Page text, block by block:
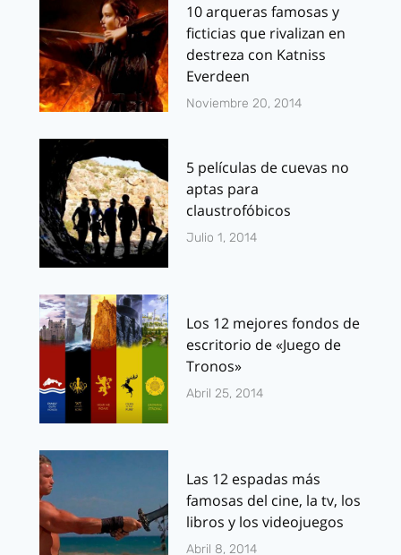
10 arqueras famosas y
ficticias que rivalizan en
destreza con Katniss
Everdeen
Noviembre 20, 2014
5 películas de cuevas no
aptas para
claustrofóbicos
Julio 1, 2014
Los 12 mejores fondos de
escritorio de «Juego de
Tronos»
Abril 25, 2014
Las 12 espadas más
famosas del cine, la tv, los
libros y los videojuegos
Abril 8, 2014